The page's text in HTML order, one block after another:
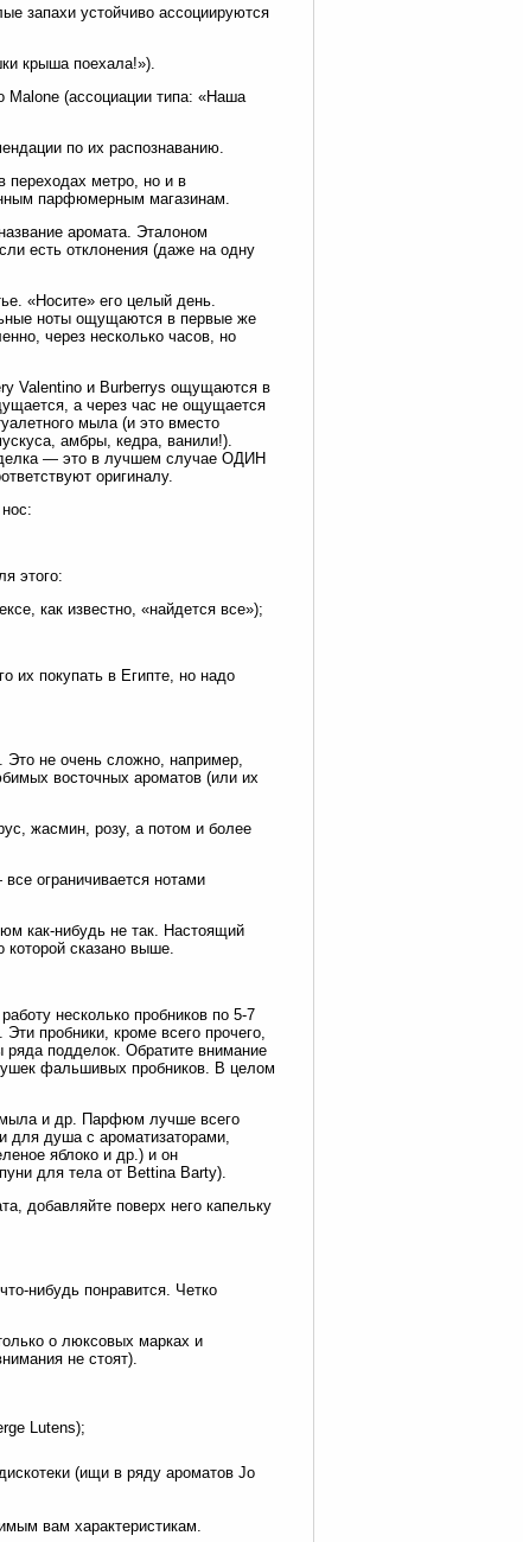
запахи устойчиво ассоциируются
крыша поехала!»).
(ассоциации типа: «Наша
по их распознаванию.
переходах метро, но и в
парфюмерным магазинам.
аромата. Эталоном
есть отклонения (даже на одну
«Носите» его целый день.
ноты ощущаются в первые же
через несколько часов, но
Valentino и Burberrys ощущаются в
а через час не ощущается
мыла (и это вместо
амбры, кедра, ванили!).
— это в лучшем случае ОДИН
оригиналу.
этого:
как известно, «найдется все»);
их покупать в Египте, но надо
Это не очень сложно, например,
восточных ароматов (или их
жасмин, розу, а потом и более
ограничивается нотами
как-нибудь не так. Настоящий
которой сказано выше.
несколько пробников по 5-7
пробники, кроме всего прочего,
подделок. Обратите внимание
фальшивых пробников. В целом
мыла и др. Парфюм лучше всего
для душа с ароматизаторами,
яблоко и др.) и он
для тела от Bettina Barty).
добавляйте поверх него капельку
нибудь понравится. Четко
о люксовых марках и
не стоят).
Lutens);
(ищи в ряду ароматов Jo
вам характеристикам.